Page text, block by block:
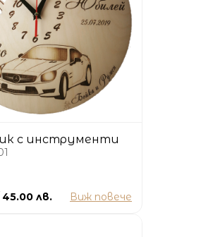
с инструменти
45.00 лв. Виж повече